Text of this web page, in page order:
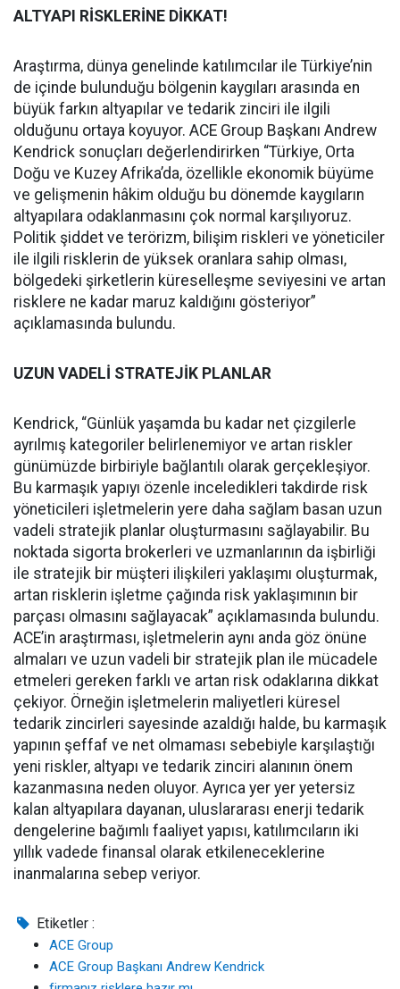
ALTYAPI RİSKLERİNE DİKKAT!
Araştırma, dünya genelinde katılımcılar ile Türkiye’nin
de içinde bulunduğu bölgenin kaygıları arasında en
büyük farkın altyapılar ve tedarik zinciri ile ilgili
olduğunu ortaya koyuyor. ACE Group Başkanı Andrew
Kendrick sonuçları değerlendirirken “Türkiye, Orta
Doğu ve Kuzey Afrika’da, özellikle ekonomik büyüme
ve gelişmenin hâkim olduğu bu dönemde kaygıların
altyapılara odaklanmasını çok normal karşılıyoruz.
Politik şiddet ve terörizm, bilişim riskleri ve yöneticiler
ile ilgili risklerin de yüksek oranlara sahip olması,
bölgedeki şirketlerin küreselleşme seviyesini ve artan
risklere ne kadar maruz kaldığını gösteriyor”
açıklamasında bulundu.
UZUN VADELİ STRATEJİK PLANLAR
Kendrick, “Günlük yaşamda bu kadar net çizgilerle
ayrılmış kategoriler belirlenemiyor ve artan riskler
günümüzde birbiriyle bağlantılı olarak gerçekleşiyor.
Bu karmaşık yapıyı özenle inceledikleri takdirde risk
yöneticileri işletmelerin yere daha sağlam basan uzun
vadeli stratejik planlar oluşturmasını sağlayabilir. Bu
noktada sigorta brokerleri ve uzmanlarının da işbirliği
ile stratejik bir müşteri ilişkileri yaklaşımı oluşturmak,
artan risklerin işletme çağında risk yaklaşımının bir
parçası olmasını sağlayacak” açıklamasında bulundu.
ACE’in araştırması, işletmelerin aynı anda göz önüne
almaları ve uzun vadeli bir stratejik plan ile mücadele
etmeleri gereken farklı ve artan risk odaklarına dikkat
çekiyor. Örneğin işletmelerin maliyetleri küresel
tedarik zincirleri sayesinde azaldığı halde, bu karmaşık
yapının şeffaf ve net olmaması sebebiyle karşılaştığı
yeni riskler, altyapı ve tedarik zinciri alanının önem
kazanmasına neden oluyor. Ayrıca yer yer yetersiz
kalan altyapılara dayanan, uluslararası enerji tedarik
dengelerine bağımlı faaliyet yapısı, katılımcıların iki
yıllık vadede finansal olarak etkileneceklerine
inanmalarına sebep veriyor.
Etiketler :
ACE Group
ACE Group Başkanı Andrew Kendrick